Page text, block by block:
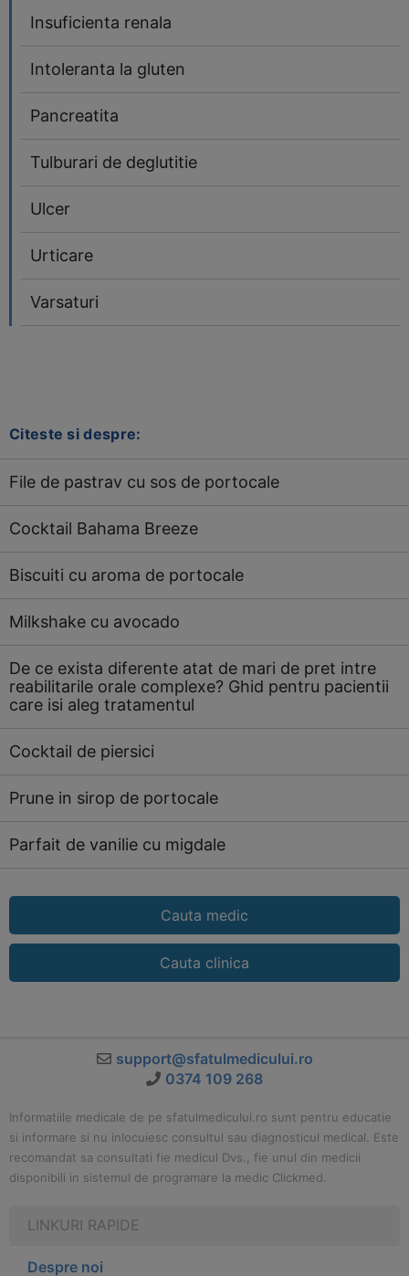
Insuficienta renala
Intoleranta la gluten
Pancreatita
Tulburari de deglutitie
Ulcer
Urticare
Varsaturi
Citeste si despre:
File de pastrav cu sos de portocale
Cocktail Bahama Breeze
Biscuiti cu aroma de portocale
Milkshake cu avocado
De ce exista diferente atat de mari de pret intre
reabilitarile orale complexe? Ghid pentru pacientii
care isi aleg tratamentul
Cocktail de piersici
Prune in sirop de portocale
Parfait de vanilie cu migdale
Cauta medic
Cauta clinica
support@sfatulmedicului.ro
0374 109 268
Informatiile medicale de pe sfatulmedicului.ro sunt pentru educatie
si informare si nu inlocuiesc consultul sau diagnosticul medical. Este
recomandat sa consultati fie medicul Dvs., fie unul din medicii
disponibili in sistemul de programare la medic Clickmed.
LINKURI RAPIDE
Despre noi